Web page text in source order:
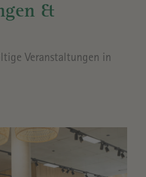
&
Veranstaltungen in